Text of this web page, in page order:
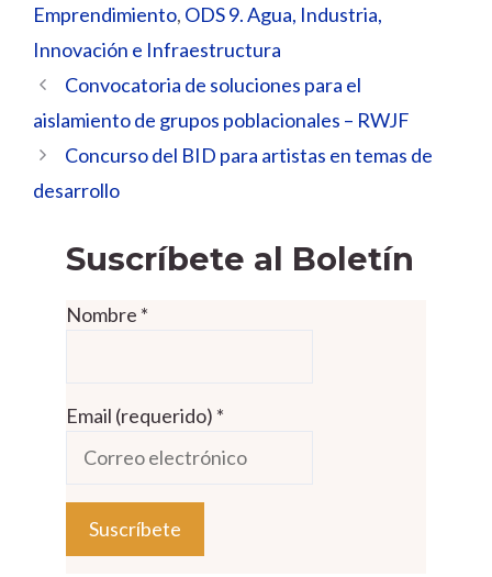
Emprendimiento, ODS 9. Agua, Industria,
Innovación e Infraestructura
Convocatoria de soluciones para el
aislamiento de grupos poblacionales – RWJF
Concurso del BID para artistas en temas de
desarrollo
Suscríbete al Boletín
Nombre *
Email (requerido) *